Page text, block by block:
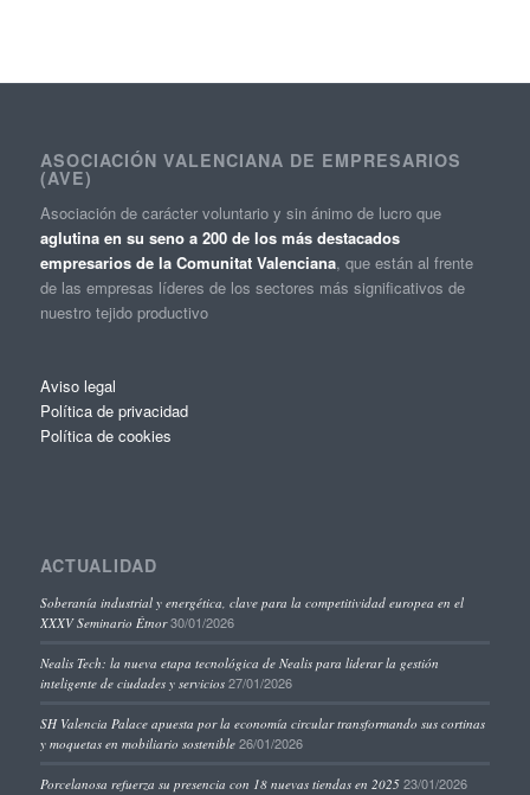
ASOCIACIÓN VALENCIANA DE EMPRESARIOS
(AVE)
Asociación de carácter voluntario y sin ánimo de lucro que
aglutina en su seno a 200 de los más destacados
empresarios de la Comunitat Valenciana, que están al frente
de las empresas líderes de los sectores más significativos de
nuestro tejido productivo
Aviso legal
Política de privacidad
Política de cookies
ACTUALIDAD
Soberanía industrial y energética, clave para la competitividad europea en el
XXXV Seminario Étnor 30/01/2026
Nealis Tech: la nueva etapa tecnológica de Nealis para liderar la gestión
inteligente de ciudades y servicios 27/01/2026
SH Valencia Palace apuesta por la economía circular transformando sus cortinas
y moquetas en mobiliario sostenible 26/01/2026
Porcelanosa refuerza su presencia con 18 nuevas tiendas en 2025 23/01/2026